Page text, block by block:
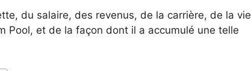
du salaire, des revenus, de la carrière, de la vie
Pool, et de la façon dont il a accumulé une telle